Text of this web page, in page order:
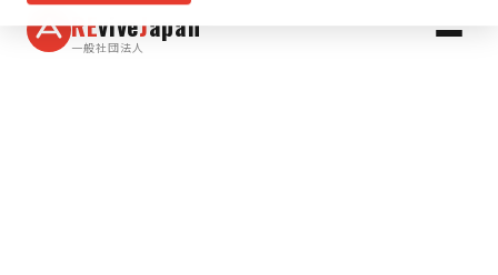
REviveJapan
一般社団法人